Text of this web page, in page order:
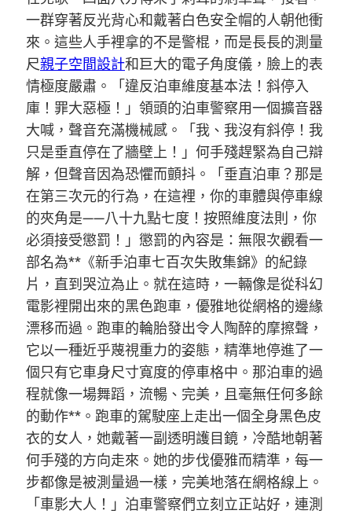
一群穿著反光背心和戴著白色安全帽的人朝他衝
來。這些人手裡拿的不是警棍，而是長長的測量
尺親子空間設計和巨大的電子角度儀，臉上的表
情極度嚴肅。「違反泊車維度基本法！斜停入
庫！罪大惡極！」領頭的泊車警察用一個擴音器
大喊，聲音充滿機械感。「我、我沒有斜停！我
只是垂直停在了牆壁上！」何手殘趕緊為自己辯
解，但聲音因為恐懼而顫抖。「垂直泊車？那是
在第三次元的行為，在這裡，你的車體與停車線
的夾角是——八十九點七度！按照維度法則，你
必須接受懲罰！」懲罰的內容是：無限次觀看一
部名為**《新手泊車七百次失敗集錦》的紀錄
片，直到哭泣為止。就在這時，一輛像是從科幻
電影裡開出來的黑色跑車，優雅地從網格的邊緣
漂移而過。跑車的輪胎發出令人陶醉的摩擦聲，
它以一種近乎蔑視重力的姿態，精準地停進了一
個只有它車身尺寸寬度的停車格中。那泊車的過
程就像一場舞蹈，流暢、完美，且毫無任何多餘
的動作**。跑車的駕駛座上走出一個全身黑色皮
衣的女人，她戴著一副透明護目鏡，冷酷地朝著
何手殘的方向走來。她的步伐優雅而精準，每一
步都像是被測量過一樣，完美地落在網格線上。
「車影大人！」泊車警察們立刻立正站好，連測